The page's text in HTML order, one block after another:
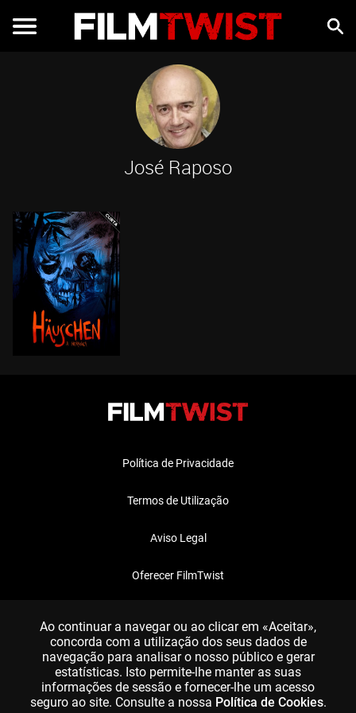
José Raposo
Política de Privacidade
Termos de Utilização
Aviso Legal
Oferecer FilmTwist
Ao continuar a navegar ou ao clicar em «Aceitar»,
concorda com a utilização dos seus dados de
navegação para analisar o nosso público e gerar
estatísticas. Isto permite-lhe manter as suas
informações de sessão e fornecer-lhe um acesso
seguro ao site. Consulte a nossa Política de Cookies.